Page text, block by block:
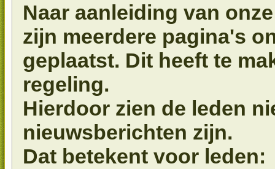
Naar aanleiding van
zijn meerdere pagina's
geplaatst. Dit heeft te
regeling.
Hierdoor zien de leden
nieuwsberichten zijn.
Dat betekent voor leden: